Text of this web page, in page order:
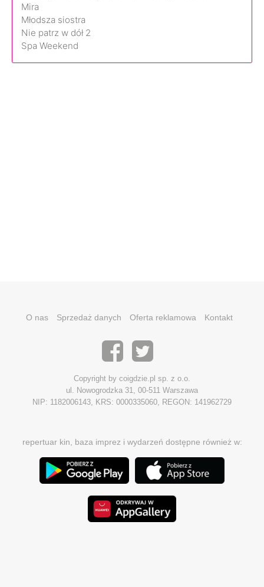
Mira
Młodsza siostra
Nie patrz w dół 2
Spa Weekend
O nas Sprzedaż danych Oferta reklamowa Kontakt
Copyright by coigdzie.pl sp. z o.o.
ul. Nowogrodzka 31, 00-511 Warszawa
NIP: 1182006143, KRS: 0000335060, REGON: 141962729
repertuar kin, baza imprez i wydarzeń dostępne również w: